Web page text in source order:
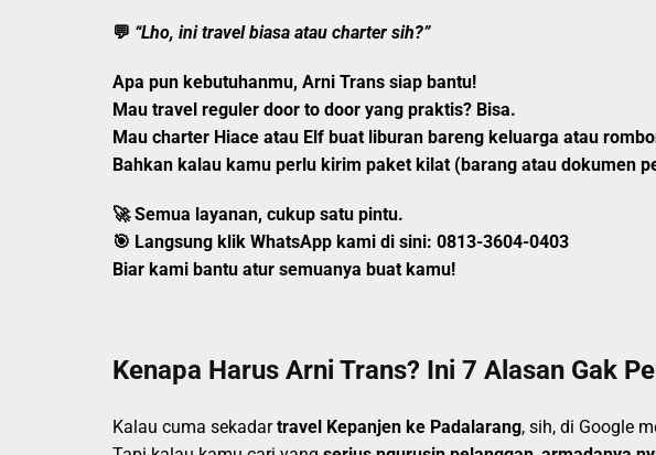
💬 “Lho, ini travel biasa atau charter sih?”
Apa pun kebutuhanmu, Arni Trans siap bantu!
Mau travel reguler door to door yang praktis? Bisa.
Mau charter Hiace atau Elf buat liburan bareng keluarga atau
Bahkan kalau kamu perlu kirim paket kilat (barang atau dokumen
🚀 Semua layanan, cukup satu pintu.
🎯 Langsung klik WhatsApp kami di sini: 0813-3604-0403
Biar kami bantu atur semuanya buat kamu!
Kenapa Harus Arni Trans? Ini 7 Alasan Gak
Kalau cuma sekadartravel Kepanjen ke Padalarang, sih, di Google